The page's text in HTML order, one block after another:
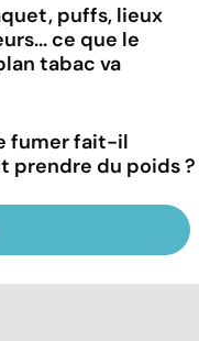
puffs, lieux
ce que le
tabac va
fumer fait-il
prendre du poids ?